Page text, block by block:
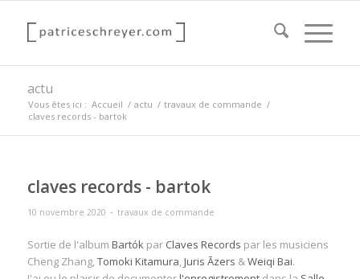
actu
Vous êtes ici : Accueil / actu / travaux de commande /
claves records - bartok
claves records - bartok
10 novembre 2020 - travaux de commande
Sortie de l'album Bartókpar Claves Records par les musiciens
Cheng Zhang,Tomoki Kitamura,Juris Āzers &Weiqi Bai.